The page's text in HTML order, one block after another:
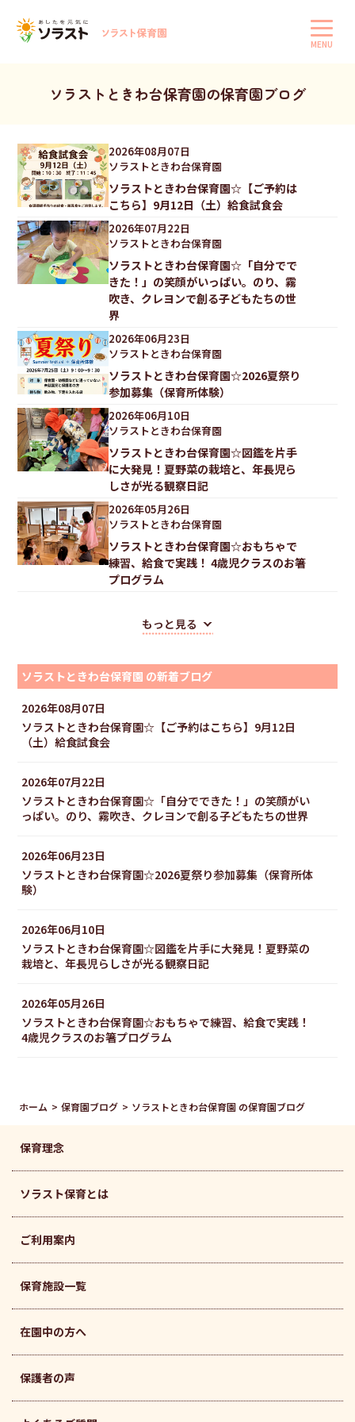
MENU
ソラストときわ台保育園の保育園ブログ
2026年08月07日
ソラストときわ台保育園
ソラストときわ台保育園☆【ご予約は
こちら】9月12日（土）給食試食会
2026年07月22日
ソラストときわ台保育園
ソラストときわ台保育園☆「自分でで
きた！」の笑顔がいっぱい。のり、霧
吹き、クレヨンで創る子どもたちの世
界
2026年06月23日
ソラストときわ台保育園
ソラストときわ台保育園☆2026夏祭り
参加募集（保育所体験）
2026年06月10日
ソラストときわ台保育園
ソラストときわ台保育園☆図鑑を片手
に大発見！夏野菜の栽培と、年長児ら
しさが光る観察日記
2026年05月26日
ソラストときわ台保育園
ソラストときわ台保育園☆おもちゃで
練習、給食で実践！ 4歳児クラスのお箸
プログラム
もっと見る
ソラストときわ台保育園 の新着ブログ
2026年08月07日
ソラストときわ台保育園☆【ご予約はこちら】9月12日
（土）給食試食会
2026年07月22日
ソラストときわ台保育園☆「自分でできた！」の笑顔がい
っぱい。のり、霧吹き、クレヨンで創る子どもたちの世界
2026年06月23日
ソラストときわ台保育園☆2026夏祭り参加募集（保育所体
験）
2026年06月10日
ソラストときわ台保育園☆図鑑を片手に大発見！夏野菜の
栽培と、年長児らしさが光る観察日記
2026年05月26日
ソラストときわ台保育園☆おもちゃで練習、給食で実践！
4歳児クラスのお箸プログラム
ホーム 保育園ブログ ソラストときわ台保育園 の保育園ブログ
保育理念
ソラスト保育とは
ご利用案内
保育施設一覧
在園中の方へ
保護者の声